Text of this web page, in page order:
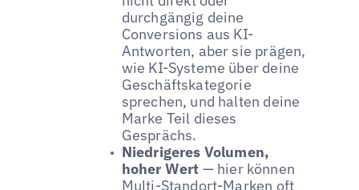
durchgängig deine
Conversions aus KI-
Antworten, aber sie prägen,
wie KI-Systeme über deine
Geschäftskategorie
sprechen, und halten deine
Marke Teil dieses
Gesprächs.
Niedrigeres Volumen,
hoher Wert — hier können
Multi-Standort-Marken oft